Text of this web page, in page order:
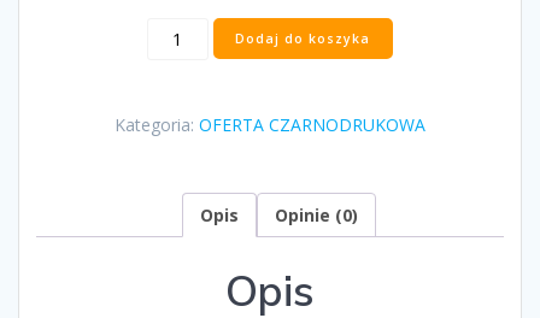
ilość
"Louis
Dotyk
Mellor
Dodaj do koszyka
Kategoria: OFERTA CZARNODRUKOWA
Opis Opinie (0)
Opis